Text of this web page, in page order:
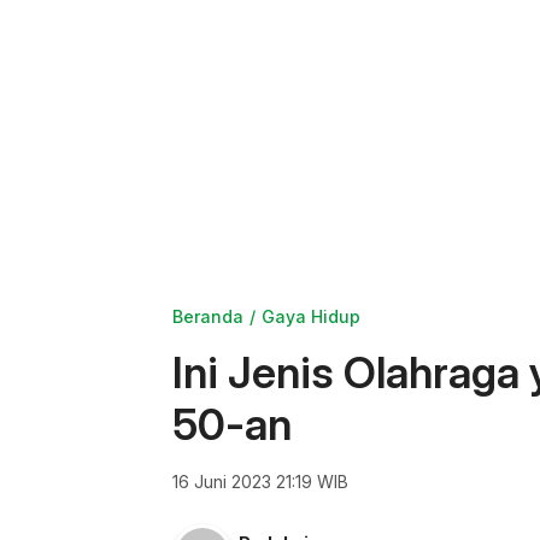
Beranda Gaya Hidup
Ini Jenis Olahraga
50-an
16 Juni 2023 21:19 WIB